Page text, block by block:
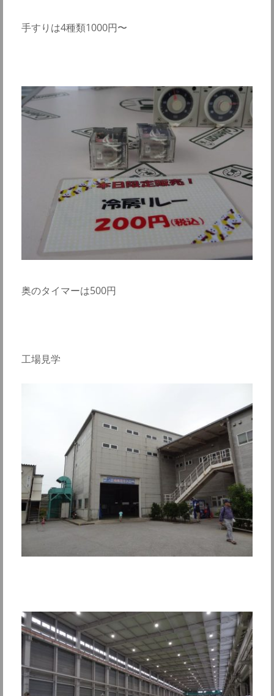
手すりは4種類1000円〜
奥のタイマーは500円
工場見学